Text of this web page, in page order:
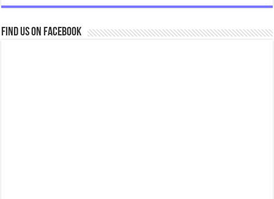
Find us on Facebook